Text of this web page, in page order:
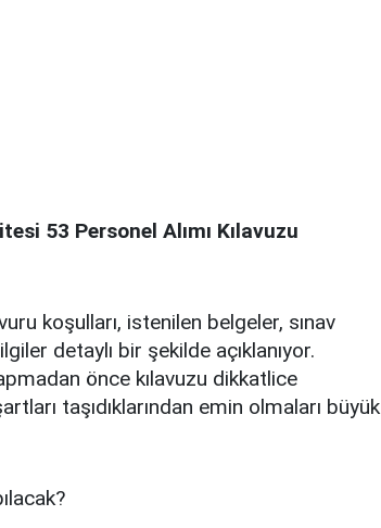
53 Personel Alımı Kılavuzu
koşulları, istenilen belgeler, sınav
detaylı bir şekilde açıklanıyor.
önce kılavuzu dikkatlice
taşıdıklarından emin olmaları büyük